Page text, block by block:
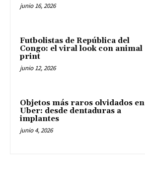
junio 16, 2026
Futbolistas de República del
Congo: el viral look con animal
print
junio 12, 2026
Objetos más raros olvidados en
Uber: desde dentaduras a
implantes
junio 4, 2026